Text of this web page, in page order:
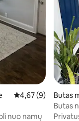
Vidutinis
4,67 (9)
nuo namų
Butas
Butas